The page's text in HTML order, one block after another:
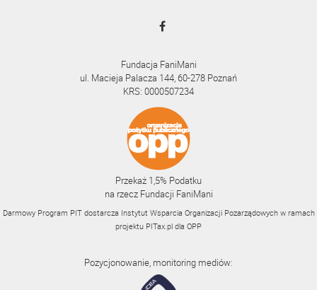
Fundacja FaniMani
ul. Macieja Palacza 144, 60-278 Poznań
KRS: 0000507234
Przekaż 1,5% Podatku
na rzecz Fundacji FaniMani
Darmowy Program PIT dostarcza Instytut Wsparcia Organizacji Pozarządowych w ramach
projektu PITax.pl dla OPP
Pozycjonowanie, monitoring mediów: